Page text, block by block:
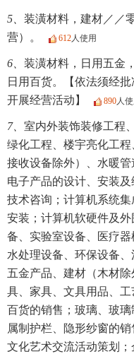
5、 装潢材料，建材／／
营）。
612人使用
6、 装潢材料，日用五金
日用百货。【依法须经
开展经营活动】
890人
7、 室内外装饰装修工程
绿化工程、楼宇亮化工
接收设备除外）、水暖管
电子产品的设计、安装及
技术咨询；计算机系统
安装；计算机软硬件及
备、实验室设备、医疗器
水处理设备、环保设备、
五金产品、建材（木材
具、家具、文具用品、
百货的销售；玻璃、玻
属制护栏、隐形纱窗的
文化艺术交流活动策划